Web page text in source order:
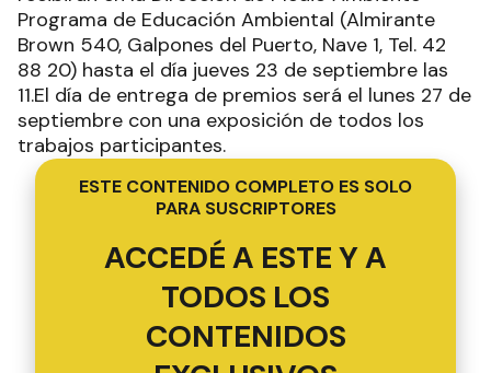
Programa de Educación Ambiental (Almirante
Brown 540, Galpones del Puerto, Nave 1, Tel. 42
88 20) hasta el día jueves 23 de septiembre las
11.El día de entrega de premios será el lunes 27 de
septiembre con una exposición de todos los
trabajos participantes.
ESTE CONTENIDO COMPLETO ES SOLO
PARA SUSCRIPTORES
ACCEDÉ A ESTE Y A
TODOS LOS
CONTENIDOS